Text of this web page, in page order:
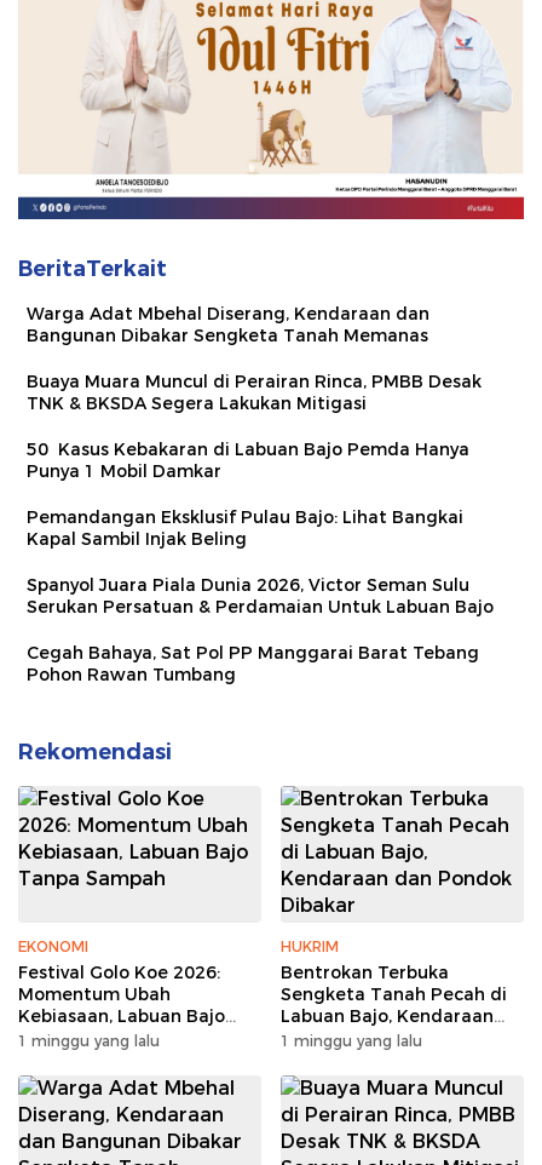
BeritaTerkait
Warga Adat Mbehal Diserang, Kendaraan dan
Bangunan Dibakar Sengketa Tanah Memanas
Buaya Muara Muncul di Perairan Rinca, PMBB Desak
TNK & BKSDA Segera Lakukan Mitigasi
50 Kasus Kebakaran di Labuan Bajo Pemda Hanya
Punya 1 Mobil Damkar
Pemandangan Eksklusif Pulau Bajo: Lihat Bangkai
Kapal Sambil Injak Beling
Spanyol Juara Piala Dunia 2026, Victor Seman Sulu
Serukan Persatuan & Perdamaian Untuk Labuan Bajo
Cegah Bahaya, Sat Pol PP Manggarai Barat Tebang
Pohon Rawan Tumbang
Rekomendasi
EKONOMI
Festival Golo Koe 2026:
Momentum Ubah
Kebiasaan, Labuan Bajo
Tanpa Sampah
1 minggu yang lalu
HUKRIM
Bentrokan Terbuka
Sengketa Tanah Pecah di
Labuan Bajo, Kendaraan
dan Pondok Dibakar
1 minggu yang lalu